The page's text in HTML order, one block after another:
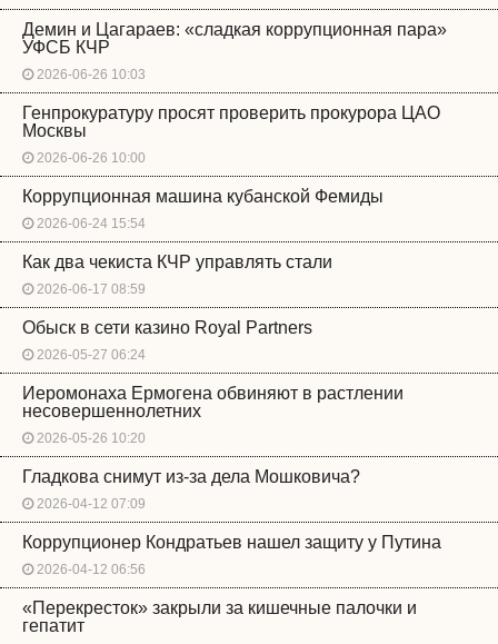
Демин и Цагараев: «сладкая коррупционная пара»
УФСБ КЧР
2026-06-26 10:03
Генпрокуратуру просят проверить прокурора ЦАО
Москвы
2026-06-26 10:00
Коррупционная машина кубанской Фемиды
2026-06-24 15:54
Как два чекиста КЧР управлять стали
2026-06-17 08:59
Обыск в сети казино Royal Partners
2026-05-27 06:24
Иеромонаха Ермогена обвиняют в растлении
несовершеннолетних
2026-05-26 10:20
Гладкова снимут из-за дела Мошковича?
2026-04-12 07:09
Коррупционер Кондратьев нашел защиту у Путина
2026-04-12 06:56
«Перекресток» закрыли за кишечные палочки и
гепатит